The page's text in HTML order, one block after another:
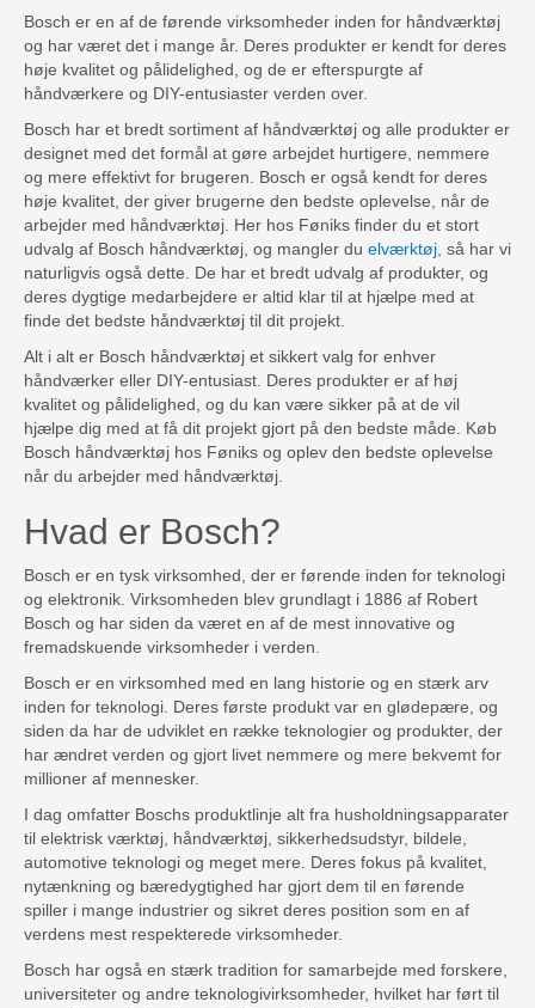
Bosch er en af de førende virksomheder inden for håndværktøj
og har været det i mange år. Deres produkter er kendt for deres
høje kvalitet og pålidelighed, og de er efterspurgte af
håndværkere og DIY-entusiaster verden over.
Bosch har et bredt sortiment af håndværktøj og alle produkter er
designet med det formål at gøre arbejdet hurtigere, nemmere
og mere effektivt for brugeren. Bosch er også kendt for deres
høje kvalitet, der giver brugerne den bedste oplevelse, når de
arbejder med håndværktøj. Her hos Føniks finder du et stort
udvalg af Bosch håndværktøj, og mangler du elværktøj, så har vi
naturligvis også dette. De har et bredt udvalg af produkter, og
deres dygtige medarbejdere er altid klar til at hjælpe med at
finde det bedste håndværktøj til dit projekt.
Alt i alt er Bosch håndværktøj et sikkert valg for enhver
håndværker eller DIY-entusiast. Deres produkter er af høj
kvalitet og pålidelighed, og du kan være sikker på at de vil
hjælpe dig med at få dit projekt gjort på den bedste måde. Køb
Bosch håndværktøj hos Føniks og oplev den bedste oplevelse
når du arbejder med håndværktøj.
Hvad er Bosch?
Bosch er en tysk virksomhed, der er førende inden for teknologi
og elektronik. Virksomheden blev grundlagt i 1886 af Robert
Bosch og har siden da været en af de mest innovative og
fremadskuende virksomheder i verden.
Bosch er en virksomhed med en lang historie og en stærk arv
inden for teknologi. Deres første produkt var en glødepære, og
siden da har de udviklet en række teknologier og produkter, der
har ændret verden og gjort livet nemmere og mere bekvemt for
millioner af mennesker.
I dag omfatter Boschs produktlinje alt fra husholdningsapparater
til elektrisk værktøj, håndværktøj, sikkerhedsudstyr, bildele,
automotive teknologi og meget mere. Deres fokus på kvalitet,
nytænkning og bæredygtighed har gjort dem til en førende
spiller i mange industrier og sikret deres position som en af
verdens mest respekterede virksomheder.
Bosch har også en stærk tradition for samarbejde med forskere,
universiteter og andre teknologivirksomheder, hvilket har ført til